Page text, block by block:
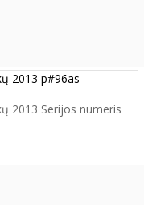
2013 p#96as
2013 Serijos numeris